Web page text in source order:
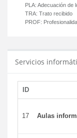
PLA: Adecuación de
TRA: Trato recibido
PROF:
Servicios
ID
17 Aulas